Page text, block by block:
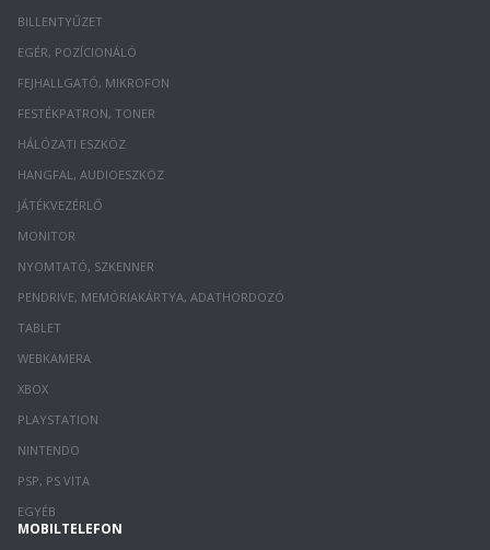
BILLENTYŰZET
EGÉR, POZÍCIONÁLÓ
FEJHALLGATÓ, MIKROFON
FESTÉKPATRON, TONER
HÁLÓZATI ESZKÖZ
HANGFAL, AUDIOESZKÖZ
JÁTÉKVEZÉRLŐ
MONITOR
NYOMTATÓ, SZKENNER
PENDRIVE, MEMÓRIAKÁRTYA, ADATHORDOZÓ
TABLET
WEBKAMERA
XBOX
PLAYSTATION
NINTENDO
PSP, PS VITA
EGYÉB
MOBILTELEFON